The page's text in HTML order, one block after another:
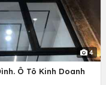
4
Ô Tô Kinh Doanh